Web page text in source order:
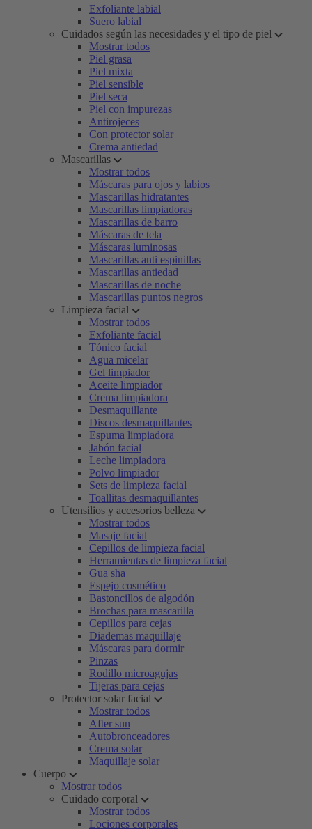
Exfoliante labial
Suero labial
Cuidados según las necesidades y el tipo de piel
Mostrar todos
Piel grasa
Piel mixta
Piel sensible
Piel seca
Piel con impurezas
Antirojeces
Con protector solar
Crema antiedad
Mascarillas
Mostrar todos
Máscaras para ojos y labios
Mascarillas hidratantes
Mascarillas limpiadoras
Mascarillas de barro
Máscaras de tela
Máscaras luminosas
Mascarillas anti espinillas
Mascarillas antiedad
Mascarillas de noche
Mascarillas puntos negros
Limpieza facial
Mostrar todos
Exfoliante facial
Tónico facial
Agua micelar
Gel limpiador
Aceite limpiador
Crema limpiadora
Desmaquillante
Discos desmaquillantes
Espuma limpiadora
Jabón facial
Leche limpiadora
Polvo limpiador
Sets de limpieza facial
Toallitas desmaquillantes
Utensilios y accesorios belleza
Mostrar todos
Masaje facial
Cepillos de limpieza facial
Herramientas de limpieza facial
Gua sha
Espejo cosmético
Bastoncillos de algodón
Brochas para mascarilla
Cepillos para cejas
Diademas maquillaje
Máscaras para dormir
Pinzas
Rodillo microagujas
Tijeras para cejas
Protector solar facial
Mostrar todos
After sun
Autobronceadores
Crema solar
Maquillaje solar
Cuerpo
Mostrar todos
Cuidado corporal
Mostrar todos
Lociones corporales